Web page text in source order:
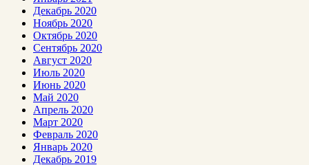
Декабрь 2020
Ноябрь 2020
Октябрь 2020
Сентябрь 2020
Август 2020
Июль 2020
Июнь 2020
Май 2020
Апрель 2020
Март 2020
Февраль 2020
Январь 2020
Декабрь 2019